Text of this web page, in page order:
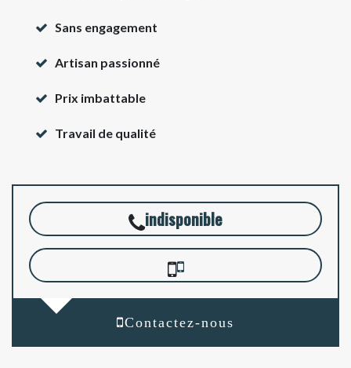
Sans engagement
Artisan passionné
Prix imbattable
Travail de qualité
indisponible
Contactez-nous